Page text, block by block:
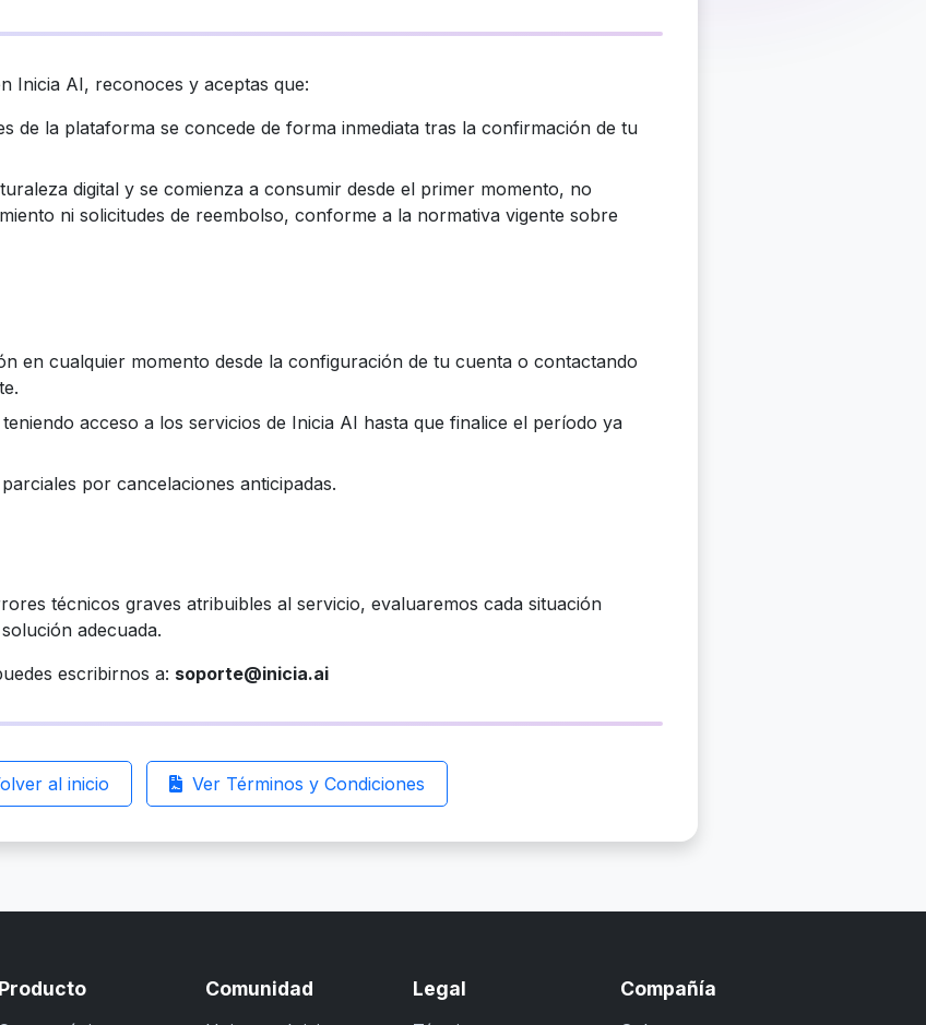
Inicia AI, reconoces y aceptas que:
de la plataforma se concede de forma inmediata tras la confirmación de tu
digital y se comienza a consumir desde el primer momento, no
ni solicitudes de reembolso, conforme a la normativa vigente sobre
en cualquier momento desde la configuración de tu cuenta o contactando
acceso a los servicios de Inicia AI hasta que finalice el período ya
por cancelaciones anticipadas.
técnicos graves atribuibles al servicio, evaluaremos cada situación
adecuada.
escribirnos a: soporte@inicia.ai
al inicio Ver Términos y Condiciones
Producto Comunidad Legal Compañía